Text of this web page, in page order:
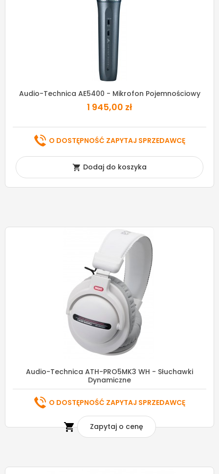
Audio-Technica AE5400 - Mikrofon Pojemnościowy
1 945,00 zł
O DOSTĘPNOŚĆ ZAPYTAJ SPRZEDAWCĘ
 Dodaj do koszyka
Audio-Technica ATH-PRO5MK3 WH - Słuchawki
Dynamiczne
O DOSTĘPNOŚĆ ZAPYTAJ SPRZEDAWCĘ
 Zapytaj o cenę